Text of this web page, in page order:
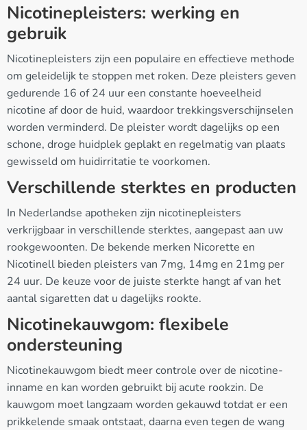
Nicotinepleisters: werking en
gebruik
Nicotinepleisters zijn een populaire en effectieve methode
om geleidelijk te stoppen met roken. Deze pleisters geven
gedurende 16 of 24 uur een constante hoeveelheid
nicotine af door de huid, waardoor trekkingsverschijnselen
worden verminderd. De pleister wordt dagelijks op een
schone, droge huidplek geplakt en regelmatig van plaats
gewisseld om huidirritatie te voorkomen.
Verschillende sterktes en producten
In Nederlandse apotheken zijn nicotinepleisters
verkrijgbaar in verschillende sterktes, aangepast aan uw
rookgewoonten. De bekende merken Nicorette en
Nicotinell bieden pleisters van 7mg, 14mg en 21mg per
24 uur. De keuze voor de juiste sterkte hangt af van het
aantal sigaretten dat u dagelijks rookte.
Nicotinekauwgom: flexibele
ondersteuning
Nicotinekauwgom biedt meer controle over de nicotine-
inname en kan worden gebruikt bij acute rookzin. De
kauwgom moet langzaam worden gekauwd totdat er een
prikkelende smaak ontstaat, daarna even tegen de wang